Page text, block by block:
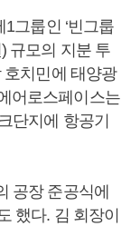
그룹인 ‘빈그룹
규모의 지분 투
호치민에 태양광
어로스페이스는
단지에 항공기
공장 준공식에
했다. 김 회장이